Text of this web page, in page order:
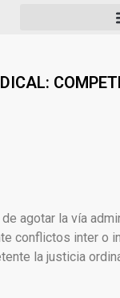
agotar la vía
conflictos inter o
la justicia